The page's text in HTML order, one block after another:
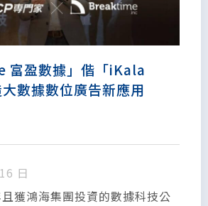
富盈數據」偕「iKala
數據數位廣告新應用
日
獲鴻海集團投資的數據科技公